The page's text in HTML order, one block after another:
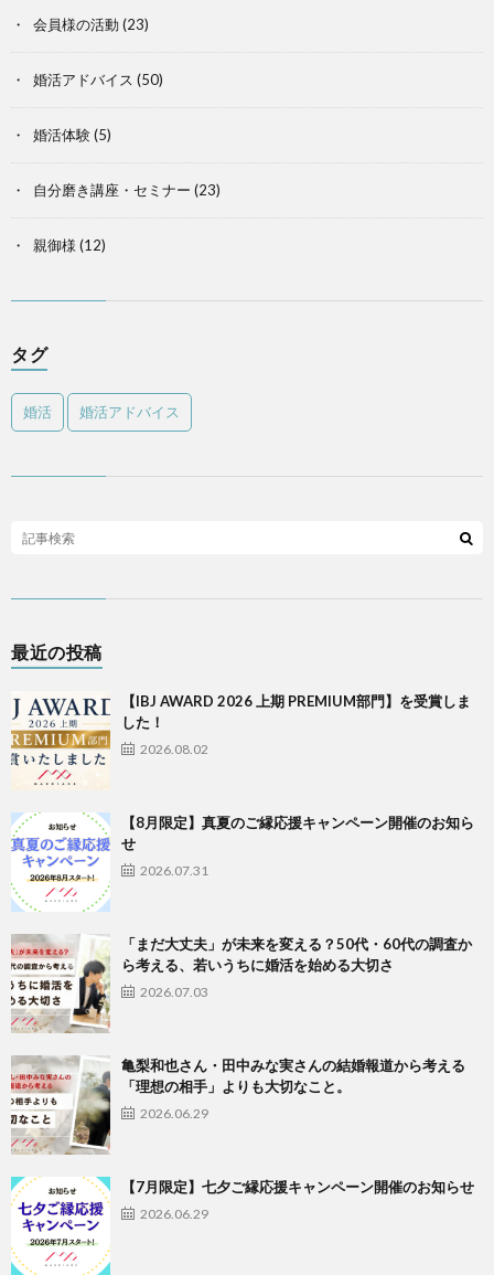
会員様の活動(23)
婚活アドバイス (50)
婚活体験(5)
自分磨き講座・セミナー (23)
親御様 (12)
タグ
婚活 婚活アドバイス
最近の投稿
【IBJ AWARD 2026 上期 PREMIUM部門】を受賞しま
した！
2026.08.02
【8月限定】真夏のご縁応援キャンペーン開催のお知ら
せ
2026.07.31
「まだ大丈夫」が未来を変える？50代・60代の調査か
ら考える、若いうちに婚活を始める大切さ
2026.07.03
亀梨和也さん・田中みな実さんの結婚報道から考える
「理想の相手」よりも大切なこと。
2026.06.29
【7月限定】七夕ご縁応援キャンペーン開催のお知らせ
2026.06.29